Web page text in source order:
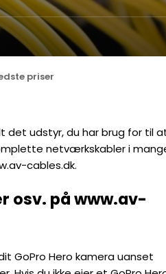
priser
det udstyr, du har brug for til
netværkskabler i
cables.dk.
osv. på www.av-
GoPro Hero kamera uanset